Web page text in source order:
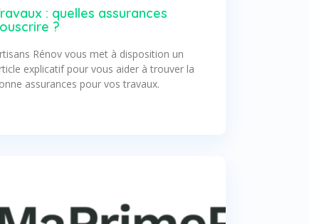
: quelles assurances
?
Rénov vous met à disposition un
explicatif pour vous aider à trouver la
assurances pour vos travaux.